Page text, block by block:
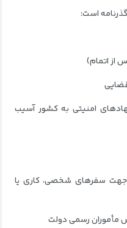
است:
از اتمام)
امنیتی به کشور آسیب
جهت سفرهای شخصی، کاری یا
رسمی دولت